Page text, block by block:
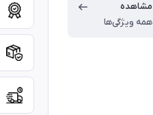
مشاهده
همه ویژگی‌ها